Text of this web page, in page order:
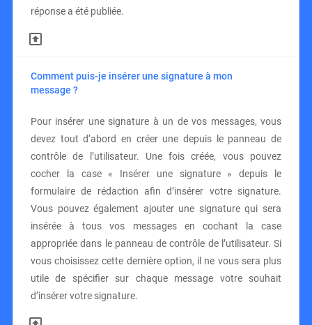
réponse a été publiée.
Comment puis-je insérer une signature à mon
message ?
Pour insérer une signature à un de vos messages, vous
devez tout d’abord en créer une depuis le panneau de
contrôle de l’utilisateur. Une fois créée, vous pouvez
cocher la case « Insérer une signature » depuis le
formulaire de rédaction afin d’insérer votre signature.
Vous pouvez également ajouter une signature qui sera
insérée à tous vos messages en cochant la case
appropriée dans le panneau de contrôle de l’utilisateur. Si
vous choisissez cette dernière option, il ne vous sera plus
utile de spécifier sur chaque message votre souhait
d’insérer votre signature.